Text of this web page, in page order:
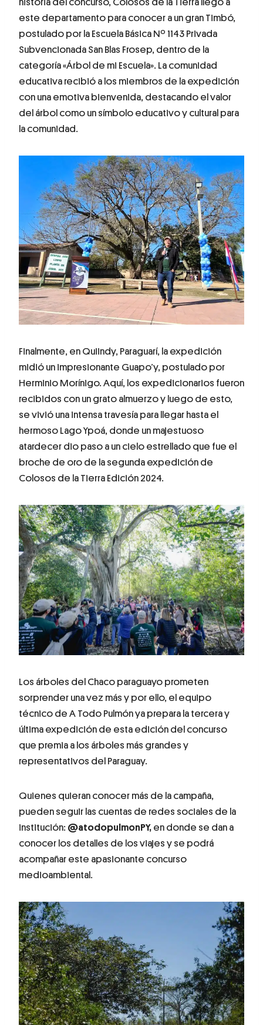
este departamento para conocer a un gran Timbó,
postulado por la Escuela Básica Nº 1143 Privada
Subvencionada San Blas Frosep, dentro de la
categoría «Árbol de mi Escuela». La comunidad
educativa recibió a los miembros de la expedición
con una emotiva bienvenida, destacando el valor
del árbol como un símbolo educativo y cultural para
la comunidad.
Finalmente, en Quiindy, Paraguarí, la expedición
midió un impresionante Guapo’y, postulado por
Herminio Morínigo. Aquí, los expedicionarios fueron
recibidos con un grato almuerzo y luego de esto,
se vivió una intensa travesía para llegar hasta el
hermoso Lago Ypoá, donde un majestuoso
atardecer dio paso a un cielo estrellado que fue el
broche de oro de la segunda expedición de
Colosos de la Tierra Edición 2024.
Los árboles del Chaco paraguayo prometen
sorprender una vez más y por ello, el equipo
técnico de A Todo Pulmón ya prepara la tercera y
última expedición de esta edición del concurso
que premia a los árboles más grandes y
representativos del Paraguay.
Quienes quieran conocer más de la campaña,
pueden seguir las cuentas de redes sociales de la
institución: @atodopulmonPY, en donde se dan a
conocer los detalles de los viajes y se podrá
acompañar este apasionante concurso
medioambiental.